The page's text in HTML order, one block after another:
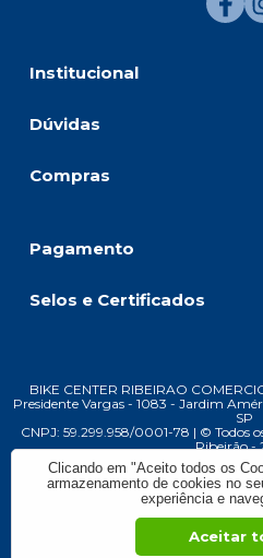
Institucional
Dúvidas
Compras
Pagamento
Selos e Certificados
BIKE CENTER RIBEIRAO
Presidente Vargas - 1083 - Jardim
SP
CNPJ: 59.299.958/0001-78 | © Todos
Ribeirão -
Clicando em "Aceito todos os
armazenamento de cookies no
experiência e
Aceitar